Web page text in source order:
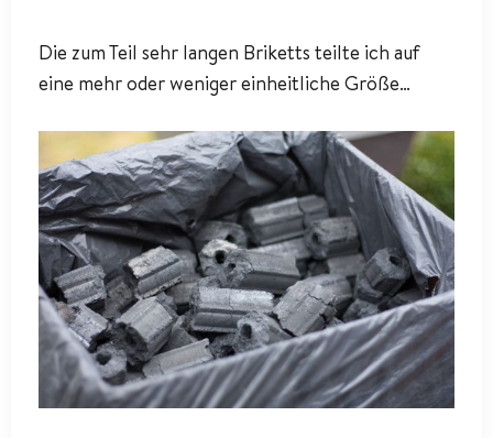
Die zum Teil sehr langen Briketts teilte ich auf
eine mehr oder weniger einheitliche Größe…